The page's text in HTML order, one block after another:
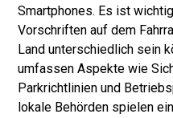
Smartphones. Es ist
Vorschriften auf dem
Land unterschiedlich sein
umfassen Aspekte wie
Parkrichtlinien und
lokale Behörden spielen